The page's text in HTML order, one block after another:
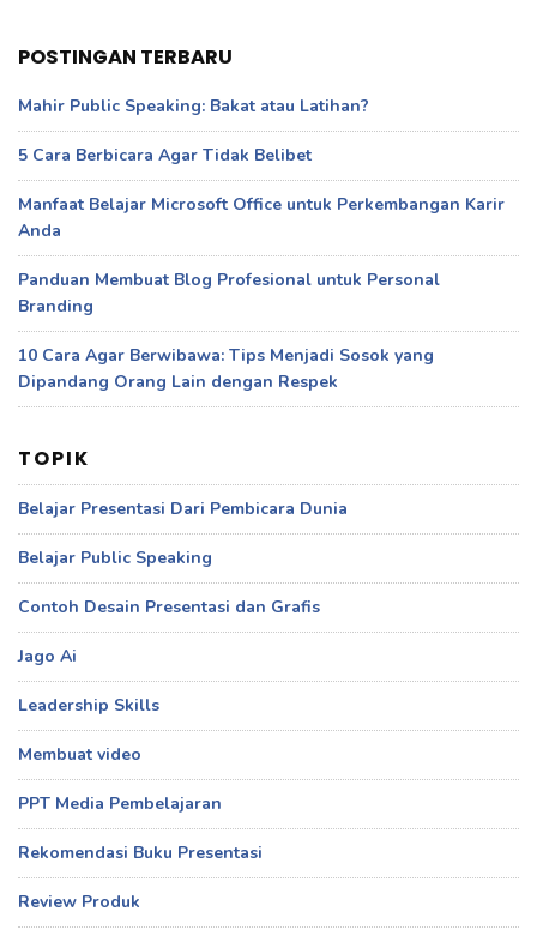
POSTINGAN TERBARU
Mahir Public Speaking: Bakat atau Latihan?
5 Cara Berbicara Agar Tidak Belibet
Manfaat Belajar Microsoft Office untuk Perkembangan Karir
Anda
Panduan Membuat Blog Profesional untuk Personal
Branding
10 Cara Agar Berwibawa: Tips Menjadi Sosok yang
Dipandang Orang Lain dengan Respek
TOPIK
Belajar Presentasi Dari Pembicara Dunia
Belajar Public Speaking
Contoh Desain Presentasi dan Grafis
Jago Ai
Leadership Skills
Membuat video
PPT Media Pembelajaran
Rekomendasi Buku Presentasi
Review Produk